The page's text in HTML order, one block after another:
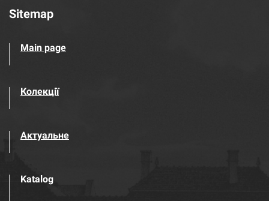
Sitemap
Main page
Колекції
Актуальне
Katalog